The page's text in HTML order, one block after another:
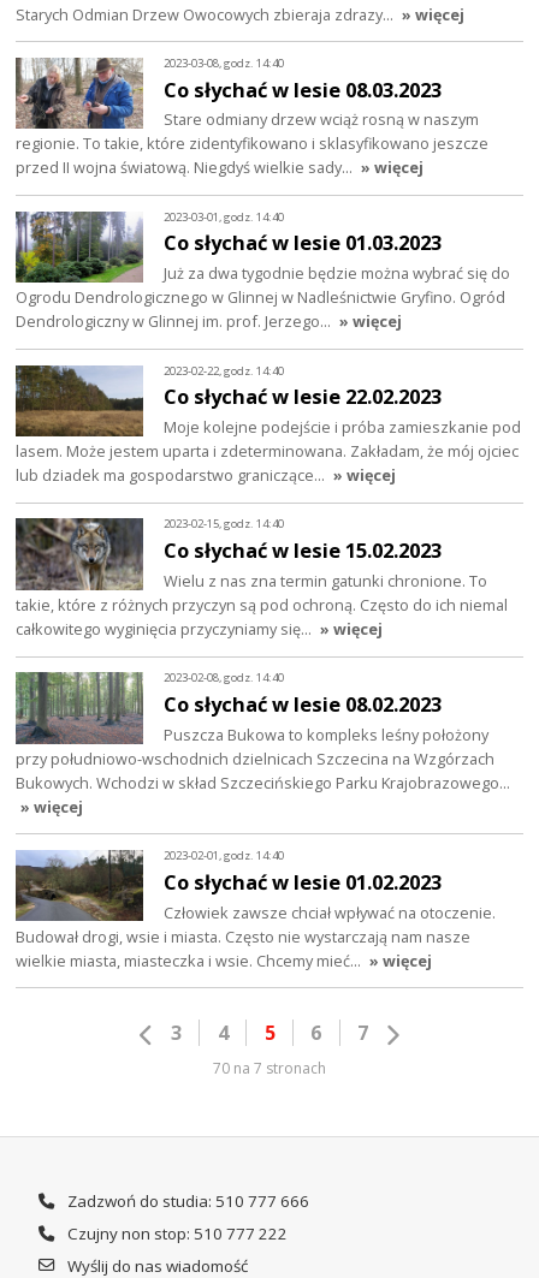
Starych Odmian Drzew Owocowych zbieraja zdrazy… » więcej
2023-03-08, godz. 14:40
Co słychać w lesie 08.03.2023
Stare odmiany drzew wciąż rosną w naszym
regionie. To takie, które zidentyfikowano i sklasyfikowano jeszcze
przed II wojna światową. Niegdyś wielkie sady… » więcej
2023-03-01, godz. 14:40
Co słychać w lesie 01.03.2023
Już za dwa tygodnie będzie można wybrać się do
Ogrodu Dendrologicznego w Glinnej w Nadleśnictwie Gryfino. Ogród
Dendrologiczny w Glinnej im. prof. Jerzego… » więcej
2023-02-22, godz. 14:40
Co słychać w lesie 22.02.2023
Moje kolejne podejście i próba zamieszkanie pod
lasem. Może jestem uparta i zdeterminowana. Zakładam, że mój ojciec
lub dziadek ma gospodarstwo graniczące… » więcej
2023-02-15, godz. 14:40
Co słychać w lesie 15.02.2023
Wielu z nas zna termin gatunki chronione. To
takie, które z różnych przyczyn są pod ochroną. Często do ich niemal
całkowitego wyginięcia przyczyniamy się… » więcej
2023-02-08, godz. 14:40
Co słychać w lesie 08.02.2023
Puszcza Bukowa to kompleks leśny położony
przy południowo-wschodnich dzielnicach Szczecina na Wzgórzach
Bukowych. Wchodzi w skład Szczecińskiego Parku Krajobrazowego…
» więcej
2023-02-01, godz. 14:40
Co słychać w lesie 01.02.2023
Człowiek zawsze chciał wpływać na otoczenie.
Budował drogi, wsie i miasta. Często nie wystarczają nam nasze
wielkie miasta, miasteczka i wsie. Chcemy mieć… » więcej
3 4 5 6 7
70 na 7 stronach
Zadzwoń do studia: 510 777 666
Czujny non stop: 510 777 222
Wyślij do nas wiadomość